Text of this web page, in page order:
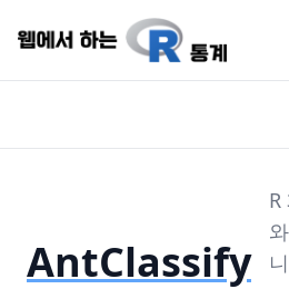
AntClassify
R